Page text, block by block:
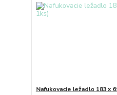
Nafukovacie ležadlo 183 x